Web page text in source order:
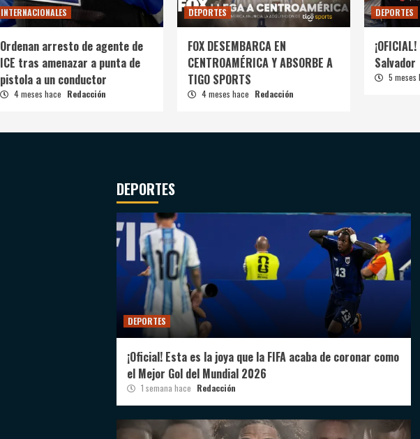
INTERNACIONALES
Ordenan arresto de agente de
ICE tras amenazar a punta de
pistola a un conductor
4 meses hace Redacción
DEPORTES
FOX DESEMBARCA EN
CENTROAMÉRICA Y ABSORBE A
TIGO SPORTS
4 meses hace Redacción
DEPORTES
Salvador
5
DEPORTES
DEPORTES
¡Oficial! Esta es la joya que la FIFA acaba de coronar como
el Mejor Gol del Mundial 2026
1 semana hace Redacción